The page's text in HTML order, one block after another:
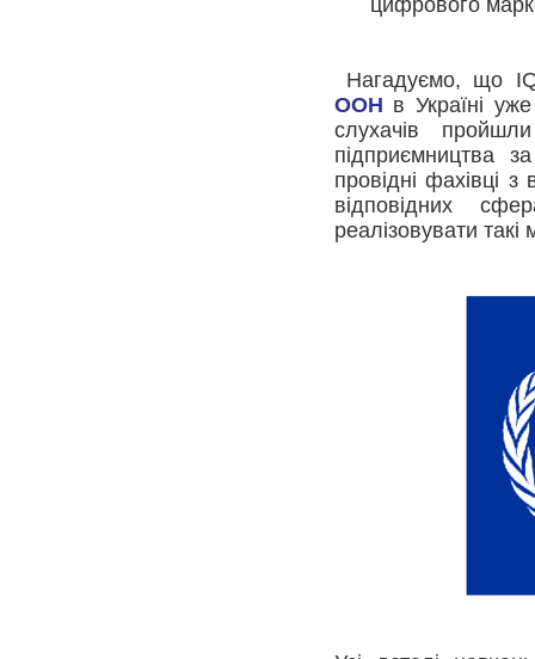
цифрового
Нагадуємо, що
ООН в Україні
слухачів
підприємництва
провідні фахівці
відповідних
реалізовувати